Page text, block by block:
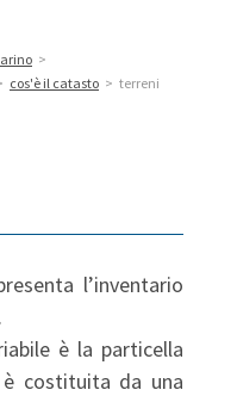
>
cos'è il catasto > terreni
l’inventario
è la particella
costituita da una